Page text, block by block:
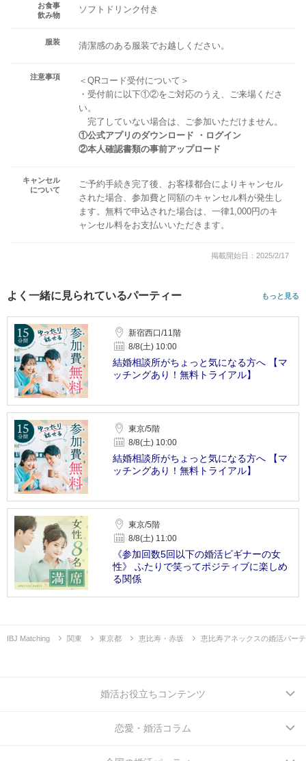
お食事
飲み物
ソフトドリンク付き
服装 清潔感のある服装でお越しください。
注意事項
＜QRコード受付について＞
・受付前に以下①②をご対応のうえ、ご来場くださ
い。
完了していない場合は、ご参加いただけません。
①公式アプリのダウンロード ・ログイン
②本人確認書類の事前アップロード
キャンセル
について
ご予約手続き完了後、お客様都合によりキャンセル
された場合、参加費と同額のキャンセル料が発生し
ます。無料で申込された場合は、一律1,000円のキ
ャンセル料をお支払いいただきます。
掲載開始日：2025/2/17
よく一緒に見られているパーティー もっと見る
新宿西口/11階
8/8(土) 10:00
結婚相談所がちょっと気になる方へ 【マ
ッチングあり！無料トライアル】
東京/5階
8/8(土) 10:00
結婚相談所がちょっと気になる方へ 【マ
ッチングあり！無料トライアル】
東京/5階
8/8(土) 11:00
《参加回数5回以下の婚活ビギナーの女
性》 ふたりで笑ってポジティブに楽しめ
る関係
IBJ Matching 関東 東京都 恵比寿・赤坂 恵比寿アネックスの婚活パー
婚活お役立ちコンテンツ
恋愛・婚活コラム